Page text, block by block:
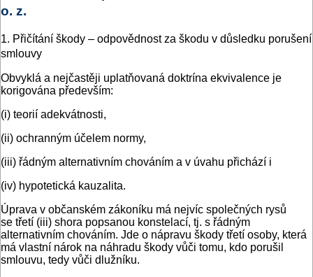
o. z.
1. Přičítání škody – odpovědnost za škodu v důsledku porušení
smlouvy
Obvyklá a nejčastěji uplatňovaná doktrína ekvivalence je
korigována především:
(i) teorií adekvátnosti,
(ii) ochranným účelem normy,
(iii) řádným alternativním chováním a v úvahu přichází i
(iv) hypotetická kauzalita.
Úprava v občanském zákoníku má nejvíc společných rysů
se třetí (iii) shora popsanou konstelací, tj. s řádným
alternativním chováním. Jde o nápravu škody třetí osoby, která
má vlastní nárok na náhradu škody vůči tomu, kdo porušil
smlouvu, tedy vůči dlužníku.